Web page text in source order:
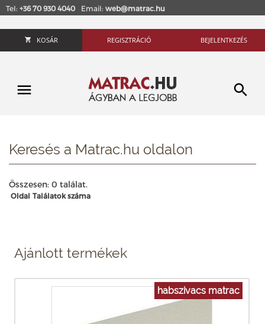
Tel: +36 70 930 4040 Email: web@matrac.hu
KOSÁR REGISZTRÁCIÓ BEJELENTKEZÉS
Keresés a Matrac.hu oldalon
Összesen: 0 találat.
Oldal Találatok száma
Ajánlott termékek
habszivacs matrac